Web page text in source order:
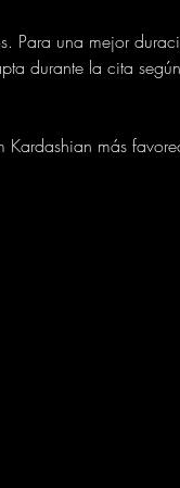
Para una mejor
durante la cita
Kardashian más